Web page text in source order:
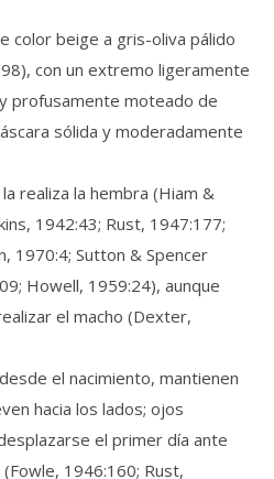
color beige a gris-oliva pálido
con un extremo ligeramente
profusamente moteado de
sólida y moderadamente
realiza la hembra (Hiam &
1942:43; Rust, 1947:177;
1970:4; Sutton & Spencer
Howell, 1959:24), aunque
el macho (Dexter,
el nacimiento, mantienen
hacia los lados; ojos
el primer día ante
1946:160; Rust,